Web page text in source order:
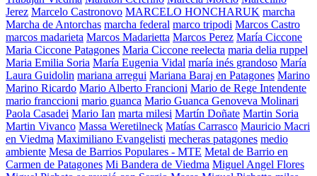
Jerez Marcelo Castronovo MARCELO HONCHARUK marcha
Marcha de Antorchas marcha federal marco tripodi Marcos Castro
marcos madarieta Marcos Madarietta Marcos Perez María Ciccone
Maria Ciccone Patagones Maria Ciccone reelecta maria delia ruppel
Maria Emilia Soria María Eugenia Vidal maría inés grandoso María
Laura Guidolin mariana arregui Mariana Baraj en Patagones Marino
Marino Ricardo Mario Alberto Francioni Mario de Rege Intendente
mario franccioni mario guanca Mario Guanca Genoveva Molinari
Paola Casadei Mario Ian marta milesi Martín Doñate Martin Soria
Martin Vivanco Massa Weretilneck Matías Carrasco Mauricio Macri
en Viedma Maximiliano Evangelisti mecheras patagones medio
ambiente Mesa de Barrios Populares - MTE Metal de Barrio en
Carmen de Patagones Mi Bandera de Viedma Miguel Angel Flores